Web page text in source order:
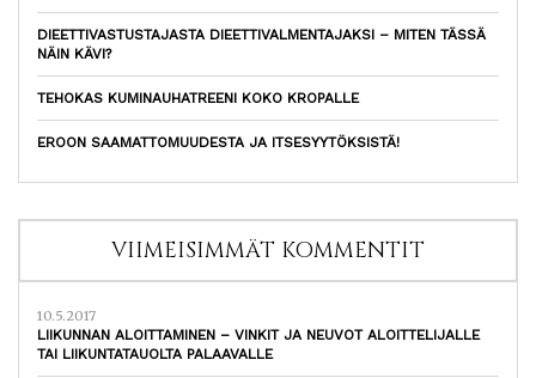
DIEETTIVASTUSTAJASTA DIEETTIVALMENTAJAKSI – MITEN TÄSSÄ
NÄIN KÄVI?
TEHOKAS KUMINAUHATREENI KOKO KROPALLE
EROON SAAMATTOMUUDESTA JA ITSESYYTÖKSISTÄ!
VIIMEISIMMÄT KOMMENTIT
10.5.2017
LIIKUNNAN ALOITTAMINEN – VINKIT JA NEUVOT ALOITTELIJALLE
TAI LIIKUNTATAUOLTA PALAAVALLE